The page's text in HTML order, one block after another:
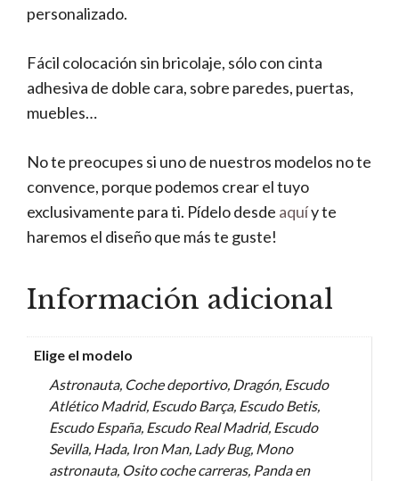
personalizado.
Fácil colocación sin bricolaje, sólo con cinta
adhesiva de doble cara, sobre paredes, puertas,
muebles…
No te preocupes si uno de nuestros modelos no te
convence, porque podemos crear el tuyo
exclusivamente para ti. Pídelo desde aquíy te
haremos el diseño que más te guste!
Información adicional
Elige el modelo
Astronauta, Coche deportivo, Dragón, Escudo
Atlético Madrid, Escudo Barça, Escudo Betis,
Escudo España, Escudo Real Madrid, Escudo
Sevilla, Hada, Iron Man, Lady Bug, Mono
astronauta, Osito coche carreras, Panda en